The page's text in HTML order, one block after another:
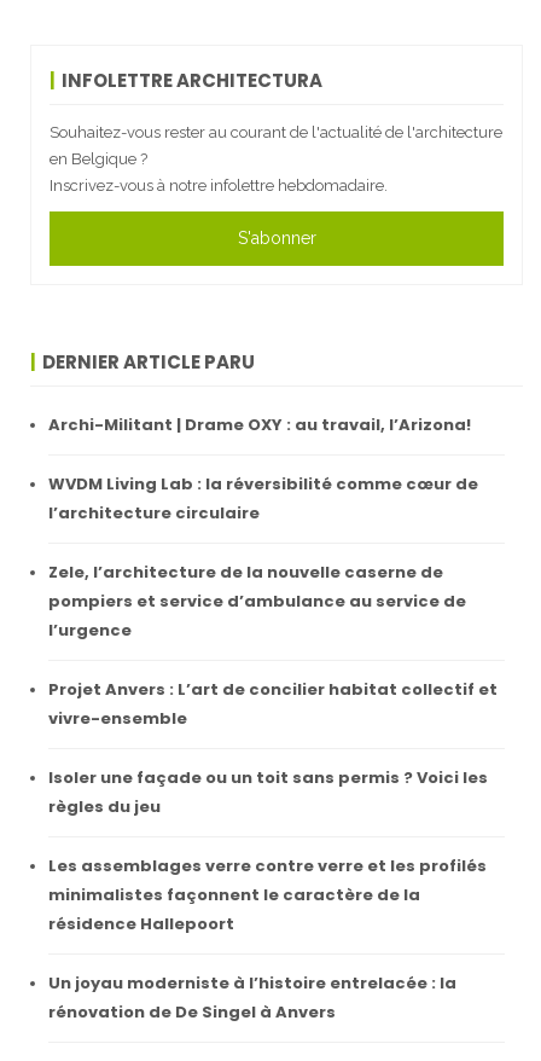
INFOLETTRE ARCHITECTURA
Souhaitez-vous rester au courant de l'actualité de l'architecture
en Belgique ?
Inscrivez-vous à notre infolettre hebdomadaire.
S'abonner
DERNIER ARTICLE PARU
Archi-Militant | Drame OXY : au travail, l’Arizona!
WVDM Living Lab : la réversibilité comme cœur de
l’architecture circulaire
Zele, l’architecture de la nouvelle caserne de
pompiers et service d’ambulance au service de
l’urgence
Projet Anvers : L’art de concilier habitat collectif et
vivre-ensemble
Isoler une façade ou un toit sans permis ? Voici les
règles du jeu
Les assemblages verre contre verre et les profilés
minimalistes façonnent le caractère de la
résidence Hallepoort
Un joyau moderniste à l’histoire entrelacée : la
rénovation de De Singel à Anvers